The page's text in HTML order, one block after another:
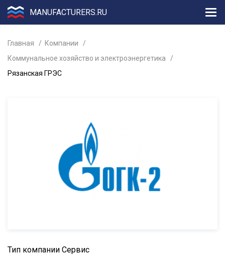
MANUFACTURERS.RU
Главная
Компании
Коммунальное хозяйство и электроэнергетика
Рязанская ГРЭС
Тип компании Сервис